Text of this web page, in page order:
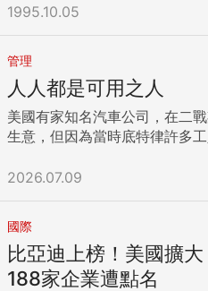
1995.10.05
管理
人人都是可用之人
美國有家知名汽車公司，在二
生意，但因為當時底特律許多
2026.07.09
國際
比亞迪上榜！美國擴
188家企業遭點名